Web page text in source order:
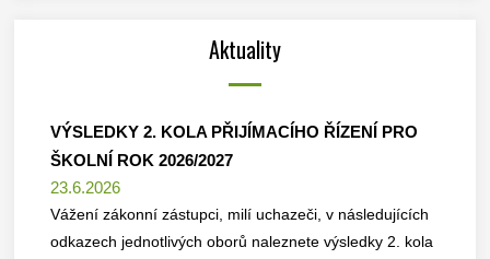
Aktuality
VÝSLEDKY 2. KOLA PŘIJÍMACÍHO ŘÍZENÍ PRO
ŠKOLNÍ ROK 2026/2027
23.6.2026
Vážení zákonní zástupci, milí uchazeči, v následujících
odkazech jednotlivých oborů naleznete výsledky 2. kola